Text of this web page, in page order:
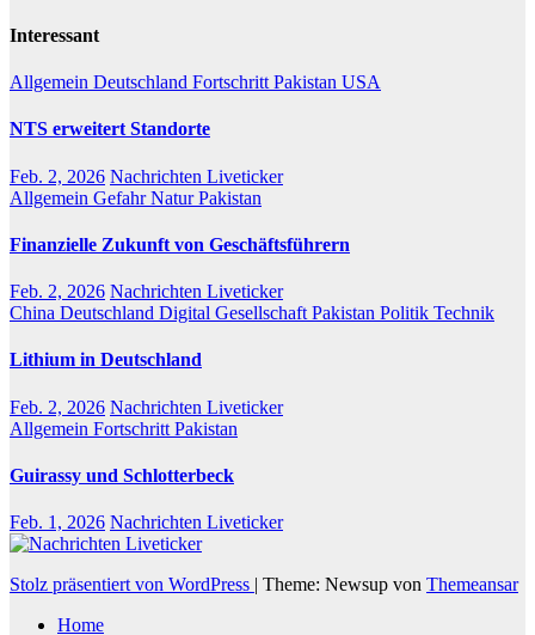
Interessant
Allgemein Deutschland Fortschritt Pakistan USA
NTS erweitert Standorte
Feb. 2, 2026 Nachrichten Liveticker
Allgemein GefahrNaturPakistan
Finanzielle Zukunft von Geschäftsführern
Feb. 2, 2026 Nachrichten Liveticker
China Deutschland Digital Gesellschaft Pakistan Politik Technik
Lithium in Deutschland
Feb. 2, 2026 Nachrichten Liveticker
Allgemein Fortschritt Pakistan
Guirassy und Schlotterbeck
Feb. 1, 2026 Nachrichten Liveticker
Stolz präsentiert von WordPress | Theme: Newsup von Themeansar
Home